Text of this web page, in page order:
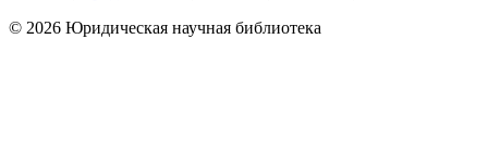
© 2026 Юридическая научная библиотека